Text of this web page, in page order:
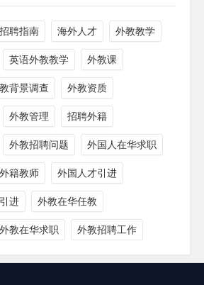
聘指南 海外人才 外教教学
英语外教教学 外教课
背景调查 外教资质
外教管理 招聘外籍
外教招聘问题 外国人在华求职
外籍教师 外国人才引进
进 外教在华任教
外教在华求职 外教招聘工作